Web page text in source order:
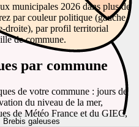
Brebis galeuses
municipales 2026 dans plus de
par couleur politique (gauche,
droite), par profil territorial
de commune.
par commune
de votre commune : jours de
du niveau de la mer,
de Météo France et du GIEC,